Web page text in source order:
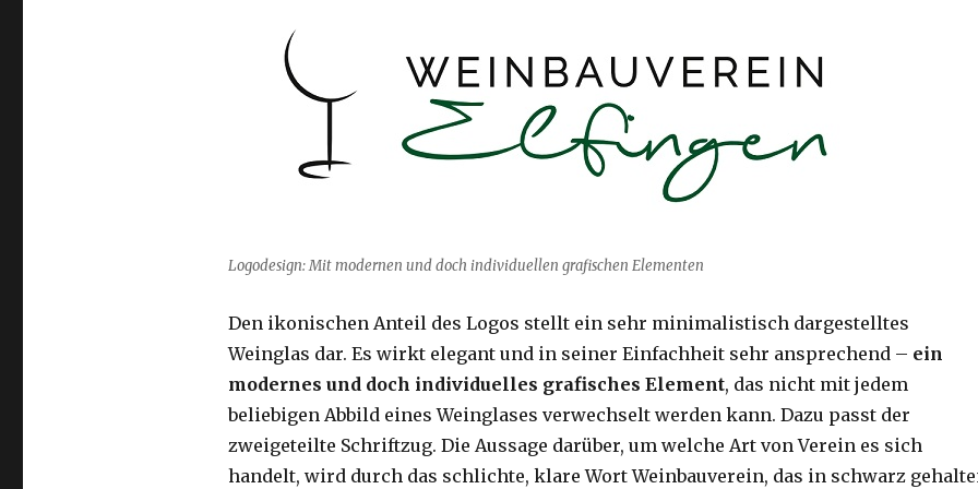
Logodesign: Mit modernen und doch individuellen grafischen Elementen
Den ikonischen Anteil des Logos stellt ein sehr minimalistisch dargestelltes
Weinglas dar. Es wirkt elegant und in seiner Einfachheit sehr ansprechend – ein
modernes und doch individuelles grafisches Element, das nicht mit jedem
beliebigen Abbild eines Weinglases verwechselt werden kann. Dazu passt der
zweigeteilte Schriftzug. Die Aussage darüber, um welche Art von Verein es sich
handelt, wird durch das schlichte, klare Wort Weinbauverein, das in schwarz